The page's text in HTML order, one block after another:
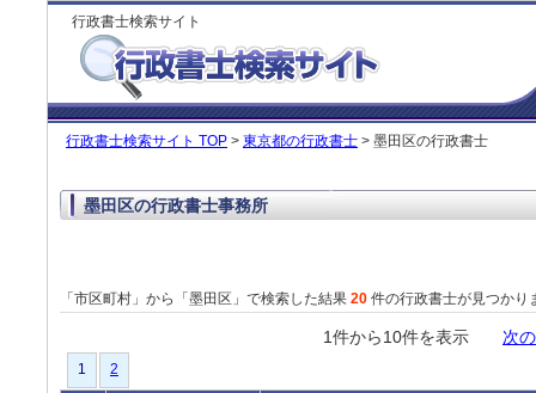
行政書士検索サイト
行政書士検索サイト TOP > 東京都の行政書士 > 墨田区の行政書士
墨田区の行政書士事務所
「市区町村」から「墨田区」で検索した結果 20 件の行政書士が見つかり
1件から10件を表示 次
1 2